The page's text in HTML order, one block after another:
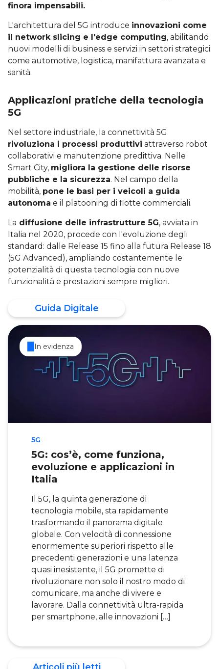
finora impensabili.
L'architettura del 5G introduce innovazioni come
il network slicing e l'edge computing, abilitando
nuovi modelli di business e servizi in settori strategici
come automotive, logistica, manifattura avanzata e
sanità.
Applicazioni pratiche della tecnologia
5G
Nel settore industriale, la connettività 5G
rivoluziona i processi produttivi attraverso robot
collaborativi e manutenzione predittiva. Nelle
Smart City, migliora la gestione delle risorse
pubbliche e la sicurezza. Nel campo della
mobilità, pone le basi per i veicoli a guida
autonoma e il platooning di flotte commerciali.
La diffusione delle infrastrutture 5G, avviata in
Italia nel 2020, procede con l'evoluzione degli
standard: dalle Release 15 fino alla futura Release 18
(5G Advanced), ampliando costantemente le
potenzialità di questa tecnologia con nuove
funzionalità e prestazioni sempre migliori.
Guida Digitale
5G
5G: cos’è, come funziona,
evoluzione e applicazioni in
Italia
Il 5G, la quinta generazione di
tecnologia mobile, sta rapidamente
trasformando il panorama digitale
globale. Con velocità di connessione
enormemente superiori rispetto alle
precedenti generazioni e una latenza
quasi inesistente, il 5G promette di
rivoluzionare non solo il nostro modo di
comunicare, ma anche di vivere e
lavorare. Dalla connettività ultra-rapida
per smartphone, alle innovazioni […]
In evidenza